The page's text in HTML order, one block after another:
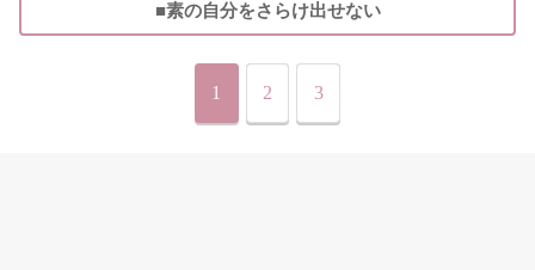
■素の自分をさらけ出せない
1 2 3